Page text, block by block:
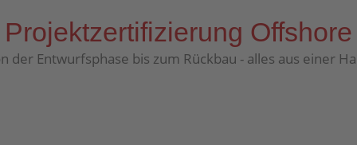
Projektzertifizierung Offshore
der Entwurfsphase bis zum Rückbau - alles aus einer